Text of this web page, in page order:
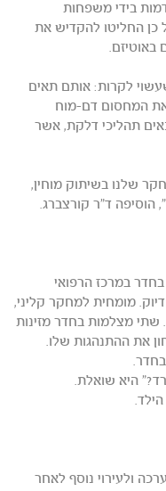
בידי משפחות
כן החליטו להקדיש את
באוטיזם.
לקרות: אותם תאים
את המחסום דם-מוח
תהליכי דלקת, אשר
שלנו בשיתוק מוחין,
ד"ר קורצברג.
בחדר במרכז הרפואי
מומחית למחקר קליני,
שתי מצלמות בחדר מזינות
את ההתנהגות שלו.
בחדר.
היא שואלת.
ולעירוי נוסף לאחר